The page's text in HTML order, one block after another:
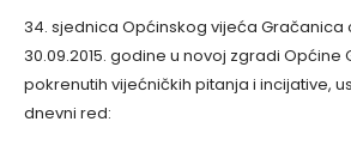
34. sjednica Općinskog vijeća Gračanica
30.09.2015. godine u novoj zgradi Općine
pokrenutih vijećničkih pitanja i incijative,
dnevni red: